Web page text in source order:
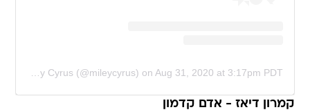
A post shared by Miley Cyrus (@mileycyrus) on Aug 31, 2020 at 3:17pm PDT
קמרון דיאז - אדם קדמון